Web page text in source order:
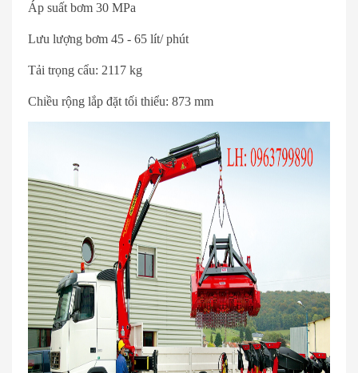
Áp suất bơm 30 MPa
Lưu lượng bơm 45 - 65 lít/ phút
Tải trọng cẩu: 2117 kg
Chiều rộng lắp đặt tối thiểu: 873 mm